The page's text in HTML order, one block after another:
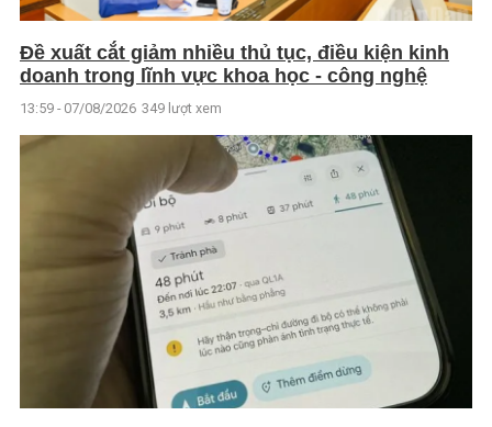
Đề xuất cắt giảm nhiều thủ tục, điều kiện kinh
doanh trong lĩnh vực khoa học - công nghệ
13:59 - 07/08/2026 349 lượt xem